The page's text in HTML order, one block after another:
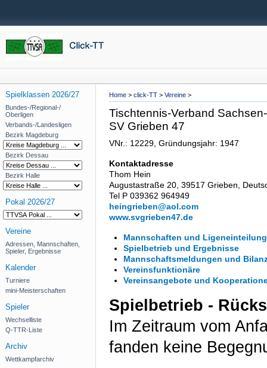
Home > click-TT > Vereine >
Spielklassen 2026/27
Bundes-/Regional-/
Oberligen
Verbands-/Landesligen
Bezirk Magdeburg
Bezirk Dessau
Bezirk Halle
Pokal 2026/27
Vereine
Adressen, Mannschaften,
Spieler, Ergebnisse
Kalender
Turniere
mini-Meisterschaften
Spieler
Wechselliste
Q-TTR-Liste
Archiv
Wettkampfarchiv
Tischtennis-Verband
SV Grieben 47
VNr.: 12229, Gründungsjahr: 1947
Kontaktadresse
Thom Hein
Augustastraße 20, 39517 Grieben,
Tel P 039362 964949
heingrieben@aol.com
www.svgrieben47.de
Mannschaften und Ligeneinteilung
Spielbetrieb und Ergebnisse
Mannschaftsmeldungen und
Vereinsfunktionäre
Vereinsangebote und
Spielbetrieb -
Im Zeitraum vom
fanden keine